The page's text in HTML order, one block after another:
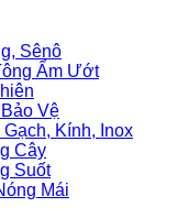
Sênô
Ẩm Ướt
Vệ
Kính, Inox
Cây
Suốt
Mái